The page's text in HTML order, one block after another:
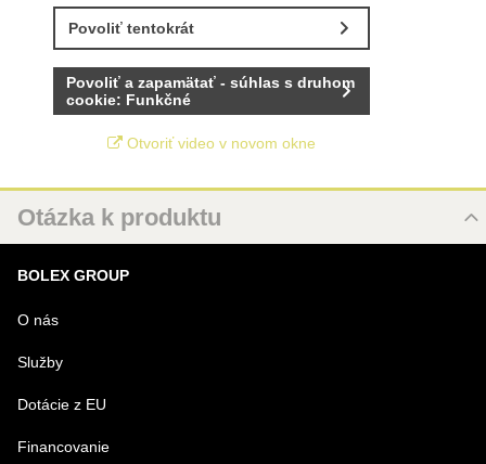
Povoliť tentokrát
Povoliť a zapamätať - súhlas s druhom
cookie: Funkčné
Otvoriť video v novom okne
Otázka k produktu
MENO
VÁŠ E-MAIL
VAŠA OTÁZKA K PRODUKTU
BOLEX GROUP
O nás
Služby
Dotácie z EU
Financovanie